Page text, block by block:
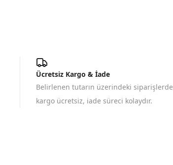
Ücretsiz Kargo & İade
Belirlenen tutarın üzerindeki siparişlerde
kargo ücretsiz, iade süreci kolaydır.